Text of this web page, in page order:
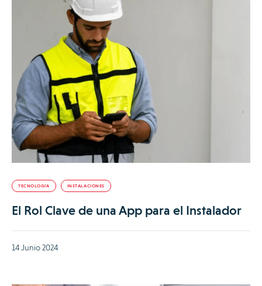
TECNOLOGÍA INSTALACIONES
El Rol Clave de una App para el Instalador
14 Junio 2024